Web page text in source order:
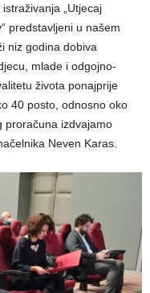
„Utjecaj
predstavljeni u našem
niz godina dobiva
mlade i odgojno-
života ponajprije
40 posto, odnosno oko
proračuna izdvajamo
Neven Karas.